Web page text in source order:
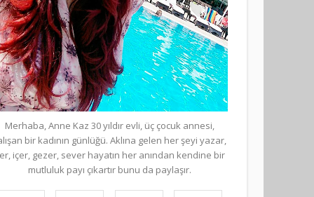
Merhaba, Anne Kaz 30 yıldır evli, üç çocuk annesi,
bir kadının günlüğü. Aklına gelen her şeyi yazar,
içer, gezer, sever hayatın her anından kendine bir
mutluluk payı çıkartır bunu da paylaşır.